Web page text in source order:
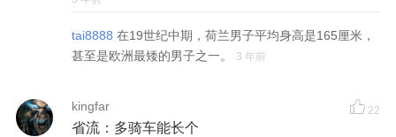
tai8888 在19世纪中期，荷兰男子平均身高是165厘米，
甚至是欧洲最矮的男子之一。
3 年前
kingfar 22
省流：多骑车能长个